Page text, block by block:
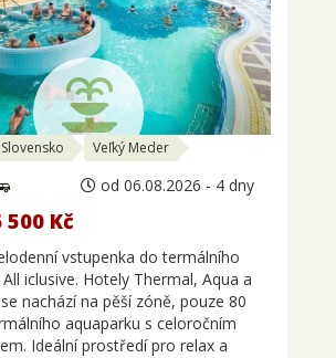
Slovensko Veľký Meder
od 06.08.2026 - 4 dny
500 Kč
vstupenka do termálního
iclusive. Hotely Thermal, Aqua a
nachází na pěší zóně, pouze 80
aquaparku s celoročním
Ideální prostředí pro relax a